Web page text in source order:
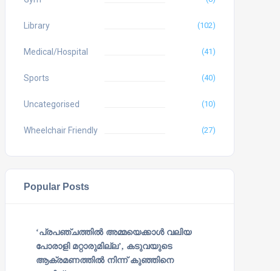
Library (102)
Medical/Hospital (41)
Sports (40)
Uncategorised (10)
Wheelchair Friendly (27)
Popular Posts
‘പ്രപഞ്ചത്തില്‍ അമ്മയെക്കാള്‍ വലിയ
പോരാളി മറ്റാരുമില്ല’, കടുവയുടെ
ആക്രമണത്തില്‍ നിന്ന് കുഞ്ഞിനെ